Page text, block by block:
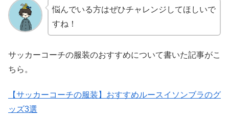
悩んでいる方はぜひチャレンジしてほしいで
すね！
サッカーコーチの服装のおすすめについて書いた記事がこ
ちら。
【サッカーコーチの服装】おすすめルースイソンブラのグ
ッズ3選